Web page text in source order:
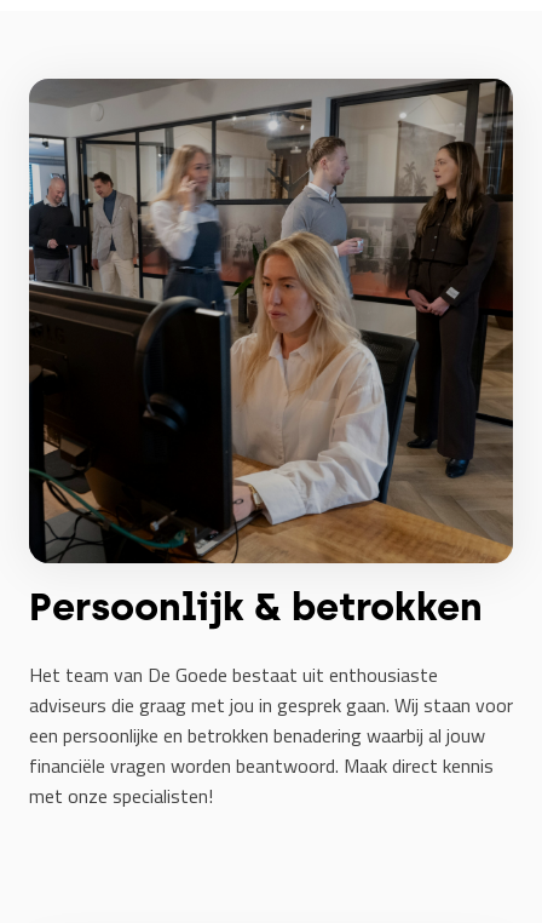
Persoonlijk & betrokken
Het team van De Goede bestaat uit enthousiaste
adviseurs die graag met jou in gesprek gaan. Wij staan voor
een persoonlijke en betrokken benadering waarbij al jouw
financiële vragen worden beantwoord. Maak direct kennis
met onze specialisten!